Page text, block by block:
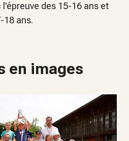
des 15-16 ans et
18 ans.
en images